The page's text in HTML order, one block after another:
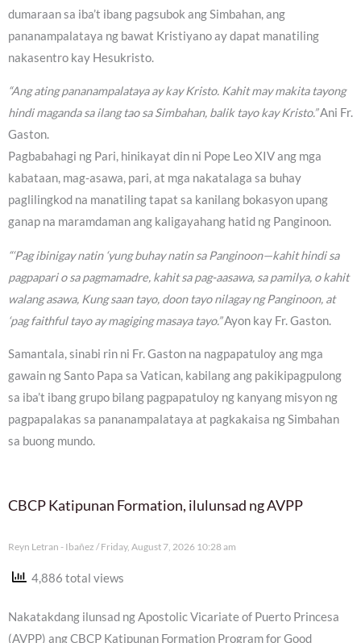
dumaraan sa iba’t ibang pagsubok ang Simbahan, ang
pananampalataya ng bawat Kristiyano ay dapat manatiling
nakasentro kay Hesukristo.
“Ang ating pananampalataya ay kay Kristo. Kahit may makita tayong
hindi maganda sa ilang tao sa Simbahan, balik tayo kay Kristo.”Ani Fr.
Gaston.
Pagbabahagi ng Pari, hinikayat din ni Pope Leo XIV ang mga
kabataan, mag-asawa, pari, at mga nakatalaga sa buhay
paglilingkod na manatiling tapat sa kanilang bokasyon upang
ganap na maramdaman ang kaligayahang hatid ng Panginoon.
“‘Pag ibinigay natin ‘yung buhay natin sa Panginoon—kahit hindi sa
pagpapari o sa pagmamadre, kahit sa pag-aasawa, sa pamilya, o kahit
walang asawa, Kung saan tayo, doon tayo nilagay ng Panginoon, at
‘pag faithful tayo ay magiging masaya tayo.”Ayon kay Fr. Gaston.
Samantala, sinabi rin ni Fr. Gaston na nagpapatuloy ang mga
gawain ng Santo Papa sa Vatican, kabilang ang pakikipagpulong
sa iba’t ibang grupo bilang pagpapatuloy ng kanyang misyon ng
pagpapalakas sa pananampalataya at pagkakaisa ng Simbahan
sa buong mundo.
CBCP Katipunan Formation, ilulunsad ng AVPP
Reyn Letran - Ibañez Friday, August 7, 2026 10:28 am
4,886 total views
Nakatakdang ilunsad ng Apostolic Vicariate of Puerto Princesa
(AVPP) ang CBCP Katipunan Formation Program for Good